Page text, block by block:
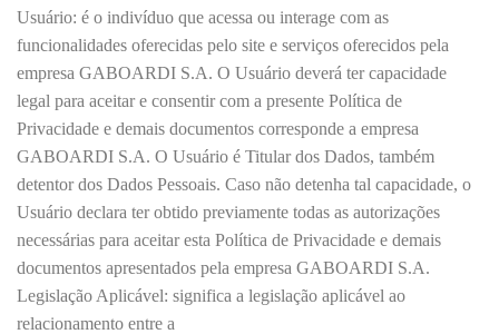
Usuário: é o indivíduo que acessa ou interage com as
funcionalidades oferecidas pelo site e serviços oferecidos pela
empresa GABOARDI S.A. O Usuário deverá ter capacidade
legal para aceitar e consentir com a presente Política de
Privacidade e demais documentos corresponde a empresa
GABOARDI S.A. O Usuário é Titular dos Dados, também
detentor dos Dados Pessoais. Caso não detenha tal capacidade, o
Usuário declara ter obtido previamente todas as autorizações
necessárias para aceitar esta Política de Privacidade e demais
documentos apresentados pela empresa GABOARDI S.A.
Legislação Aplicável: significa a legislação aplicável ao
relacionamento entre a